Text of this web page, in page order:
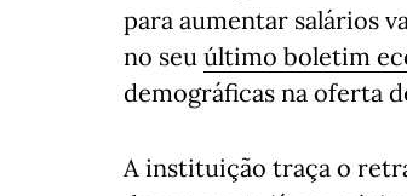
para aumentar salários
no seu último boletim
demográficas na oferta
A instituição traça o